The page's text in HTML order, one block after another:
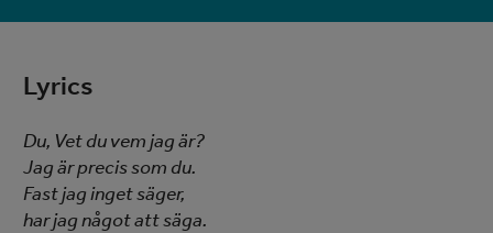
Lyrics
Du, Vet du vem jag är?
Jag är precis som du.
Fast jag inget säger,
har jag något att säga.